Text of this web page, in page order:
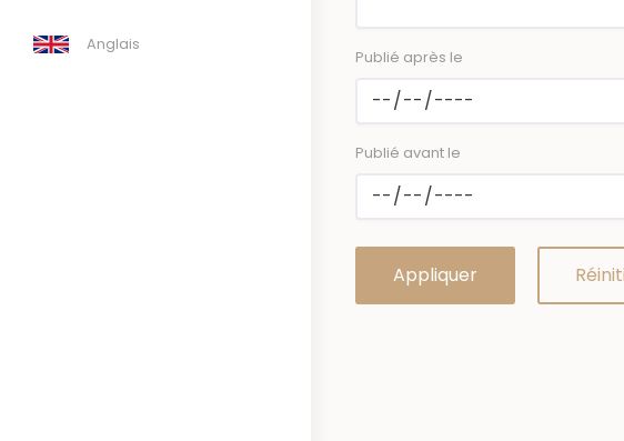
Anglais
Publié après le
Publié avant le